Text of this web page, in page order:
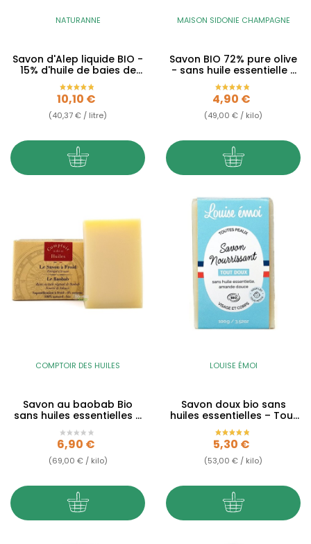
NATURANNE
Savon d'Alep liquide BIO -
15% d'huile de baies de
laurier
Prix
10,10 €
(40,37 € / litre)
MAISON SIDONIE CHAMPAGNE
Savon BIO 72% pure olive
- sans huile essentielle -
100g
Prix
4,90 €
(49,00 € / kilo)
COMPTOIR DES HUILES
Savon au baobab Bio
sans huiles essentielles –
Prix
6,90 €
(69,00 € / kilo)
LOUISE ÉMOI
Savon doux bio sans
huiles essentielles – Tout
Doux – 100g
Prix
5,30 €
(53,00 € / kilo)